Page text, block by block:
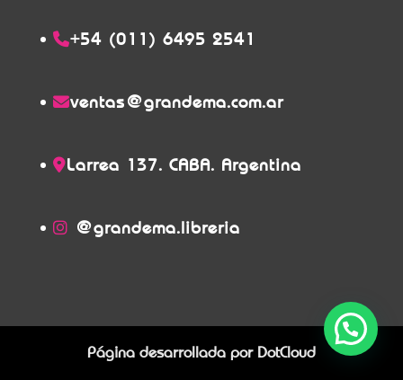
+54 (011) 6495 2541
ventas@grandema.com.ar
Larrea 137. CABA. Argentina
@grandema.libreria
Página desarrollada por DotCloud